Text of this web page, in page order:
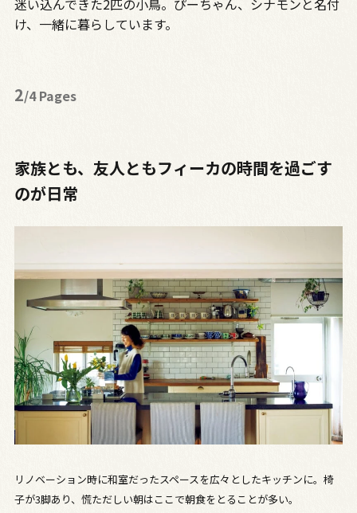
け、一緒に暮らしています。
2/4 Pages
家族とも、友人ともフィーカの時間を過ごす
のが日常
リノベーション時に和室だったスペースを広々としたキッチンに。椅
子が3脚あり、慌ただしい朝はここで朝食をとることが多い。